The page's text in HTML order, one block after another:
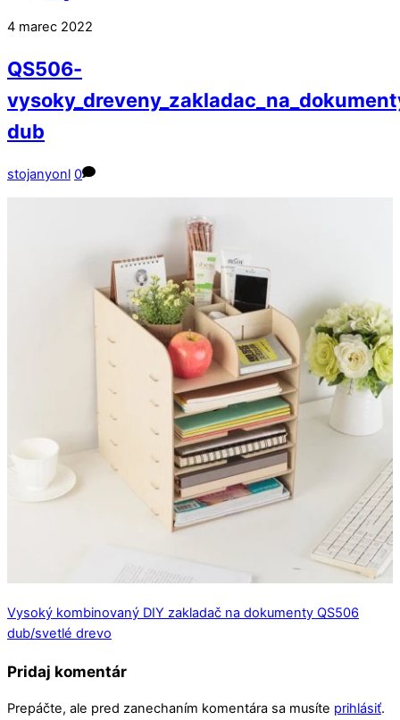
Close
Close
4 marec 2022
QS506-
dub
stojanyonl 0
Vysoký kombinovaný DIY zakladač na dokumenty QS506
dub/svetlé drevo
Pridaj komentár
Prepáčte, ale pred zanechaním komentára sa musíte prihlásiť.